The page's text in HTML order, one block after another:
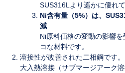
SUS316Lより遥かに優れて
Ni含有量（5%）は、
減
Ni原料価格の変動の影響
コな材料です。
溶接性が改善された二相鋼です。
大入熱溶接（サブマージアーク